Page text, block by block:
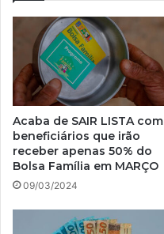
Acaba de SAIR LISTA com
beneficiários que irão
receber apenas 50% do
Bolsa Família em MARÇO
09/03/2024